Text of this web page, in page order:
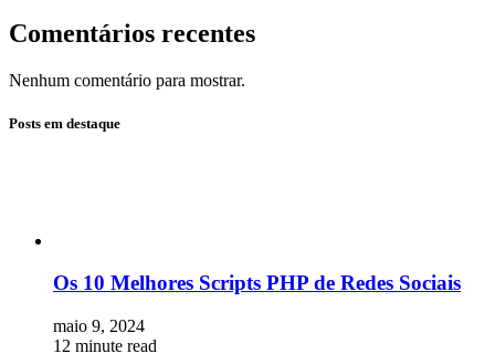
Comentários recentes
Nenhum comentário para mostrar.
Posts em destaque
Os 10 Melhores Scripts PHP de Redes Sociais
maio 9, 2024
12 minute read